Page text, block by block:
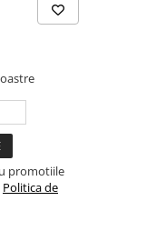
promotiile
Politica de